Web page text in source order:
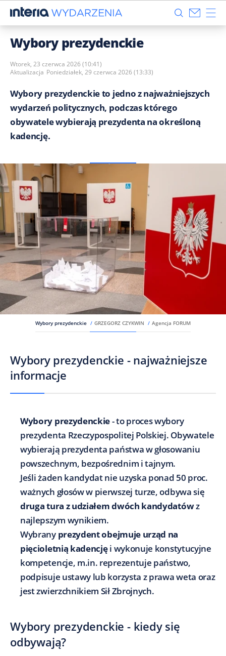
Wybory prezydenckie
Wtorek, 23 czerwca 2026 (10:41)
Aktualizacja Poniedziałek, 29 czerwca 2026 (13:33)
Wybory prezydenckie to jedno z najważniejszych
wydarzeń politycznych, podczas którego
obywatele wybierają prezydenta na określoną
kadencję.
Wybory prezydenckie / GRZEGORZ CZYKWIN / Agencja FORUM
Wybory prezydenckie - najważniejsze
informacje
Wybory prezydenckie- to proces wybory
prezydenta Rzeczypospolitej Polskiej. Obywatele
wybierają prezydenta państwa w głosowaniu
powszechnym, bezpośrednim i tajnym.
Jeśli żaden kandydat nie uzyska ponad 50 proc.
ważnych głosów w pierwszej turze, odbywa się
druga tura z udziałem dwóch kandydatówz
najlepszym wynikiem.
Wybrany prezydent obejmuje urząd na
pięcioletnią kadencjęi wykonuje konstytucyjne
kompetencje, m.in. reprezentuje państwo,
podpisuje ustawy lub korzysta z prawa weta oraz
jest zwierzchnikiem Sił Zbrojnych.
Wybory prezydenckie - kiedy się
odbywają?